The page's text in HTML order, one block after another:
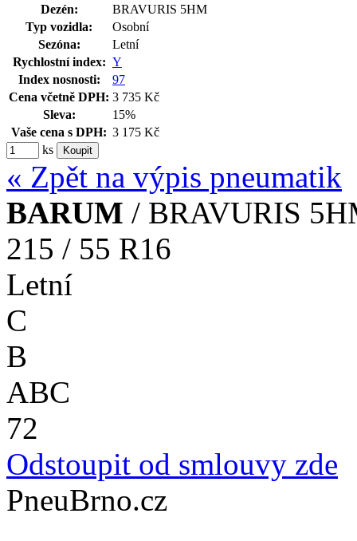
Dezén:
BRAVURIS 5HM
Typ vozidla:
Osobní
Sezóna:
Letní
Rychlostní index: Y
Index nosnosti:
97
Cena včetně DPH: 3 735 Kč
Sleva:
15%
Vaše cena s DPH: 3 175 Kč
ks
« Zpět na výpis pneumatik
BARUM / BRAVURIS
215 / 55 R16
Letní
C
B
ABC
72
Odstoupit od smlouvy zde
PneuBrno.cz